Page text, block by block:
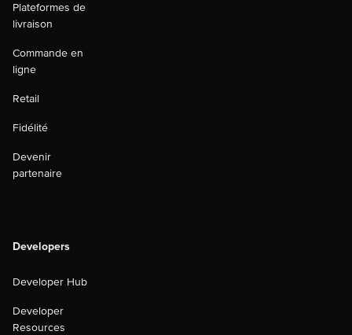
Plateformes de
livraison
Commande en
ligne
Retail
Fidélité
Devenir
partenaire
Developers
Developer Hub
Developer
Resources